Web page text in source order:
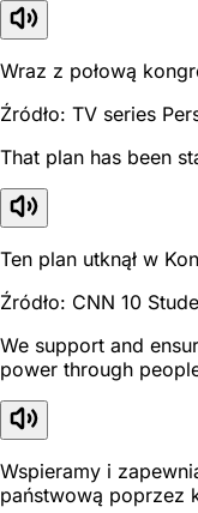
Wraz z połową
Źródło: TV series
That plan has been
Ten plan utknął w
Źródło: CNN 10
We support and
power through
Wspieramy i
państwową poprzez